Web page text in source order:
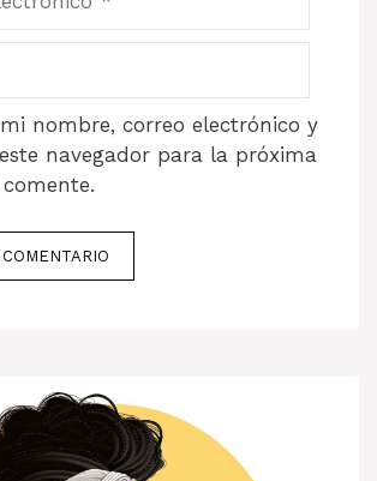
nombre, correo electrónico y
navegador para la próxima